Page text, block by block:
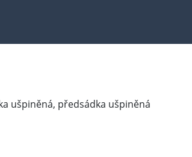
ušpiněná, předsádka ušpiněná